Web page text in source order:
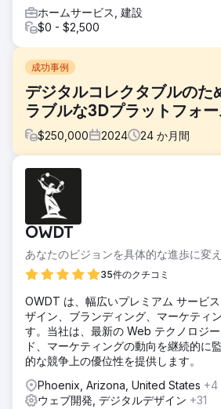
ホームサービス, 建設
$0 - $2,500
成功事例
デジタルコレクタブルのた
ラブルな3Dプラットフォ
$250,000 2024 24 か月間
課題
クライアントは、デジタルコレクタブ
上げ、サポートするためのカスタムプ
としていました。ブロックチェーンイ
ンテンツの配信、そして拡大するファ
る、安全でスケーラブルな製品を求めて
ソリューション
チェーンのアクティビティを監視する
を設計・構築しました。このプラット
ーは収集品の閲覧、所有権の追跡、そ
ベースのシステムによるログインが可能
プラットフォームはローンチに成功し
者を獲得しました。現在では、成長を
OWDT
あなたのビジョンを具体的な進歩に変
35件のクチコミ
OWDT は、幅広いプレミアム サービ
ザイン、ブランディング、マーケティ
す。当社は、最新の Web テクノロジ
ド、マーケティングの動向を継続的に
的な競争上の優位性を提供します。
Phoenix, Arizona, United States +4
ウェブ開発, デジタルデザイン +31